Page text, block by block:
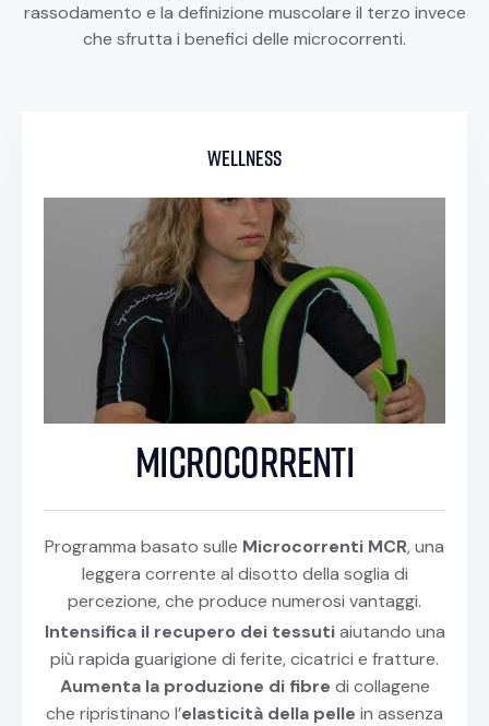
rassodamento e la definizione muscolare il terzo invece
che sfrutta i benefici delle microcorrenti.
wellness
microcorrenti
Programma basato sulle Microcorrenti MCR, una
leggera corrente al disotto della soglia di
percezione, che produce numerosi vantaggi.
Intensifica il recupero dei tessutiaiutando una
più rapida guarigione di ferite, cicatrici e fratture.
Aumenta la produzione di fibre di collagene
che ripristinano l’elasticità della pelle in assenza